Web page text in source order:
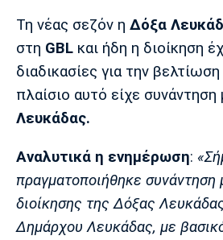
Πολιτισμός
Τραγούδια
Cine Spot
Running
Media
Παρασκήνιο
Πρόγραμμα TV
Ιωνικός Κηφισιά
Μπαρτσελόνα
Ρεάλ
Μαδρίτης
Τη νέας σεζόν η Δόξα
στη GBL και ήδη η διοίκηση
διαδικασίες για την
πλαίσιο αυτό είχε συνάντηση
Λευκάδας.
Αναλυτικά η ενημέρωση:
πραγματοποιήθηκε
διοίκησης της Δόξας
Δημάρχου Λευκάδας, με